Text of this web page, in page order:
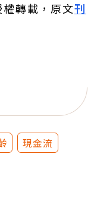
轉載，原文刊
現金流